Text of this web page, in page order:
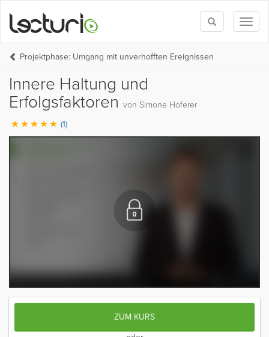
Toggle
search
Projektphase: Umgang mit unverhofften Ereignissen
Innere Haltung und
Erfolgsfaktoren von Simone Hoferer
(1)
ZUM KURS